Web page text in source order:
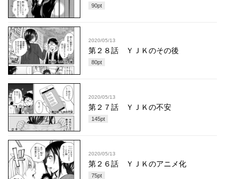
90pt
2020/05/13
第２８話 ＹＪＫのその後
80pt
2020/05/13
第２７話 ＹＪＫの不安
145pt
2020/05/13
第２６話 ＹＪＫのアニメ化
75pt